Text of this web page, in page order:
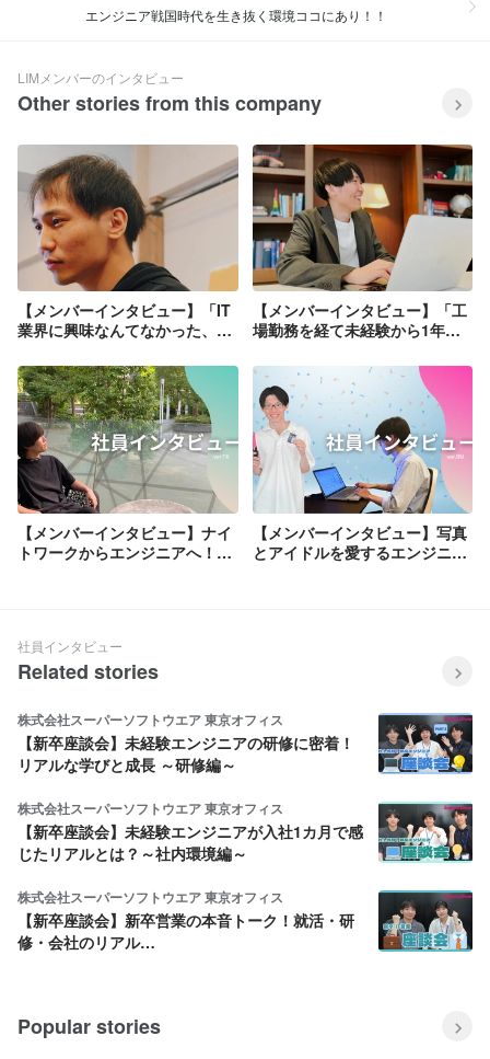
エンジニア戦国時代を生き抜く環境ココにあり！！
LIMメンバーのインタビュー
Other stories from this company
【メンバーインタビュー】「IT
業界に興味なんてなかった、た
した」バックエンドエンジニア
兼メンターとしても活躍する
LIMのムードメーカーひろきへ
迫る。
【メンバーインタビュー】「工
場勤務を経て未経験から1年で
メンターとしても活躍するメン
バーへ迫る。
【メンバーインタビュー】ナイ
トワークからエンジニアへ！
【メンバーインタビュー】写真
とアイドルを愛するエンジニ
社員インタビュー
Related stories
株式会社スーパーソフトウエア 東京オフィス
【新卒座談会】未経験エンジニアの研修に密着！
リアルな学びと成長 ～研修編～
株式会社スーパーソフトウエア 東京オフィス
【新卒座談会】未経験エンジニアが入社1カ月で感
じたリアルとは？～社内環境編～
株式会社スーパーソフトウエア 東京オフィス
【新卒座談会】新卒営業の本音トーク！就活・研
修・会社のリアル…
Popular stories